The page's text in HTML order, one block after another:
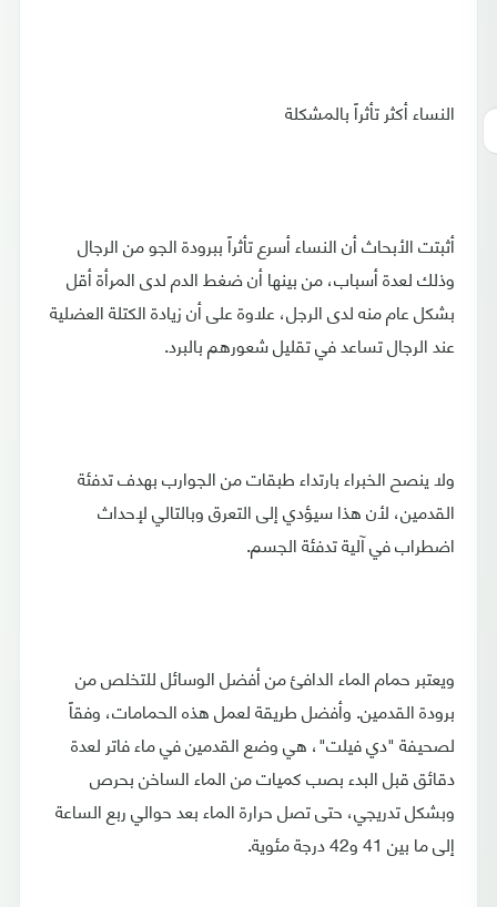
النساء أكثر تأثراً بالمشكلة
أثبتت الأبحاث أن النساء أسرع تأثراً ببرودة الجو من الرجال
وذلك لعدة أسباب، من بينها أن ضغط الدم لدى المرأة أقل
بشكل عام منه لدى الرجل، علاوة على أن زيادة الكتلة العضلية
عند الرجال تساعد في تقليل شعورهم بالبرد.
ولا ينصح الخبراء بارتداء طبقات من الجوارب بهدف تدفئة
القدمين، لأن هذا سيؤدي إلى التعرق وبالتالي لإحداث
اضطراب في آلية تدفئة الجسم.
ويعتبر حمام الماء الدافئ من أفضل الوسائل للتخلص من
برودة القدمين. وأفضل طريقة لعمل هذه الحمامات، وفقاً
لصحيفة "دي فيلت"، هي وضع القدمين في ماء فاتر لعدة
دقائق قبل البدء بصب كميات من الماء الساخن بحرص
وبشكل تدريجي، حتى تصل حرارة الماء بعد حوالي ربع الساعة
إلى ما بين 41 و42 درجة مئوية.